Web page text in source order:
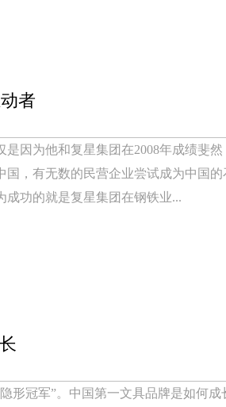
者
因为他和复星集团在2008年成绩斐然
，有无数的民营企业尝试成为中国的
功的就是复星集团在钢铁业...
形冠军”。中国第一文具品牌是如何成